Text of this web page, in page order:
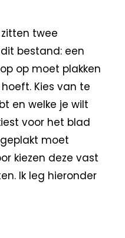
twee
bestand: een
op moet plakken
Kies van te
en welke je wilt
voor het blad
moet
kiezen deze vast
Ik leg hieronder